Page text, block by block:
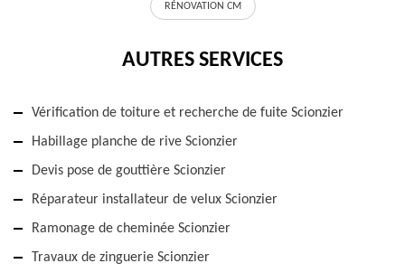
RÉNOVATION CM
AUTRES SERVICES
Vérification de toiture et recherche de fuite Scionzier
Habillage planche de rive Scionzier
Devis pose de gouttière Scionzier
Réparateur installateur de velux Scionzier
Ramonage de cheminée Scionzier
Travaux de zinguerie Scionzier